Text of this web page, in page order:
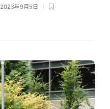
2023年9月5日